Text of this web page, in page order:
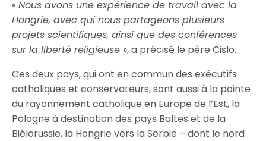
«Nous avons une expérience de travail avec la
Hongrie, avec qui nous partageons plusieurs
projets scientifiques, ainsi que des conférences
sur la liberté religieuse », a précisé le père Cislo.
Ces deux pays, qui ont en commun des exécutifs
catholiques et conservateurs, sont aussi à la pointe
du rayonnement catholique en Europe de l’Est, la
Pologne à destination des pays Baltes et de la
Biélorussie, la Hongrie vers la Serbie – dont le nord